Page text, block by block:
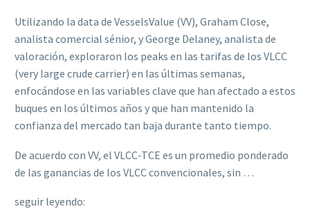
Utilizando la data de VesselsValue (VV), Graham Close,
analista comercial sénior, y George Delaney, analista de
valoración, exploraron los peaks en las tarifas de los VLCC
(very large crude carrier) en las últimas semanas,
enfocándose en las variables clave que han afectado a estos
buques en los últimos años y que han mantenido la
confianza del mercado tan baja durante tanto tiempo.
De acuerdo con VV, el VLCC-TCE es un promedio ponderado
de las ganancias de los VLCC convencionales, sin …
seguir leyendo: